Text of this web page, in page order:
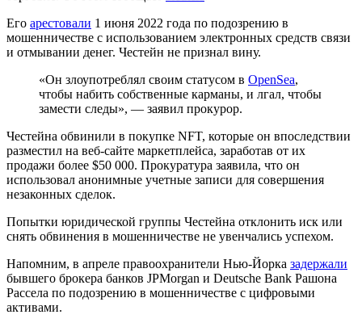
Его арестовали 1 июня 2022 года по подозрению в
мошенничестве с использованием электронных средств связи
и отмывании денег. Честейн не признал вину.
«Он злоупотреблял своим статусом в OpenSea,
чтобы набить собственные карманы, и лгал, чтобы
замести следы», — заявил прокурор.
Честейна обвинили в покупке NFT, которые он впоследствии
разместил на веб-сайте маркетплейса, заработав от их
продажи более $50 000. Прокуратура заявила, что он
использовал анонимные учетные записи для совершения
незаконных сделок.
Попытки юридической группы Честейна отклонить иск или
снять обвинения в мошенничестве не увенчались успехом.
Напомним, в апреле правоохранители Нью-Йорка задержали
бывшего брокера банков JPMorgan и Deutsche Bank Рашона
Рассела по подозрению в мошенничестве с цифровыми
активами.